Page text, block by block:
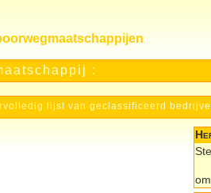
:
lijst van geclassificeerd